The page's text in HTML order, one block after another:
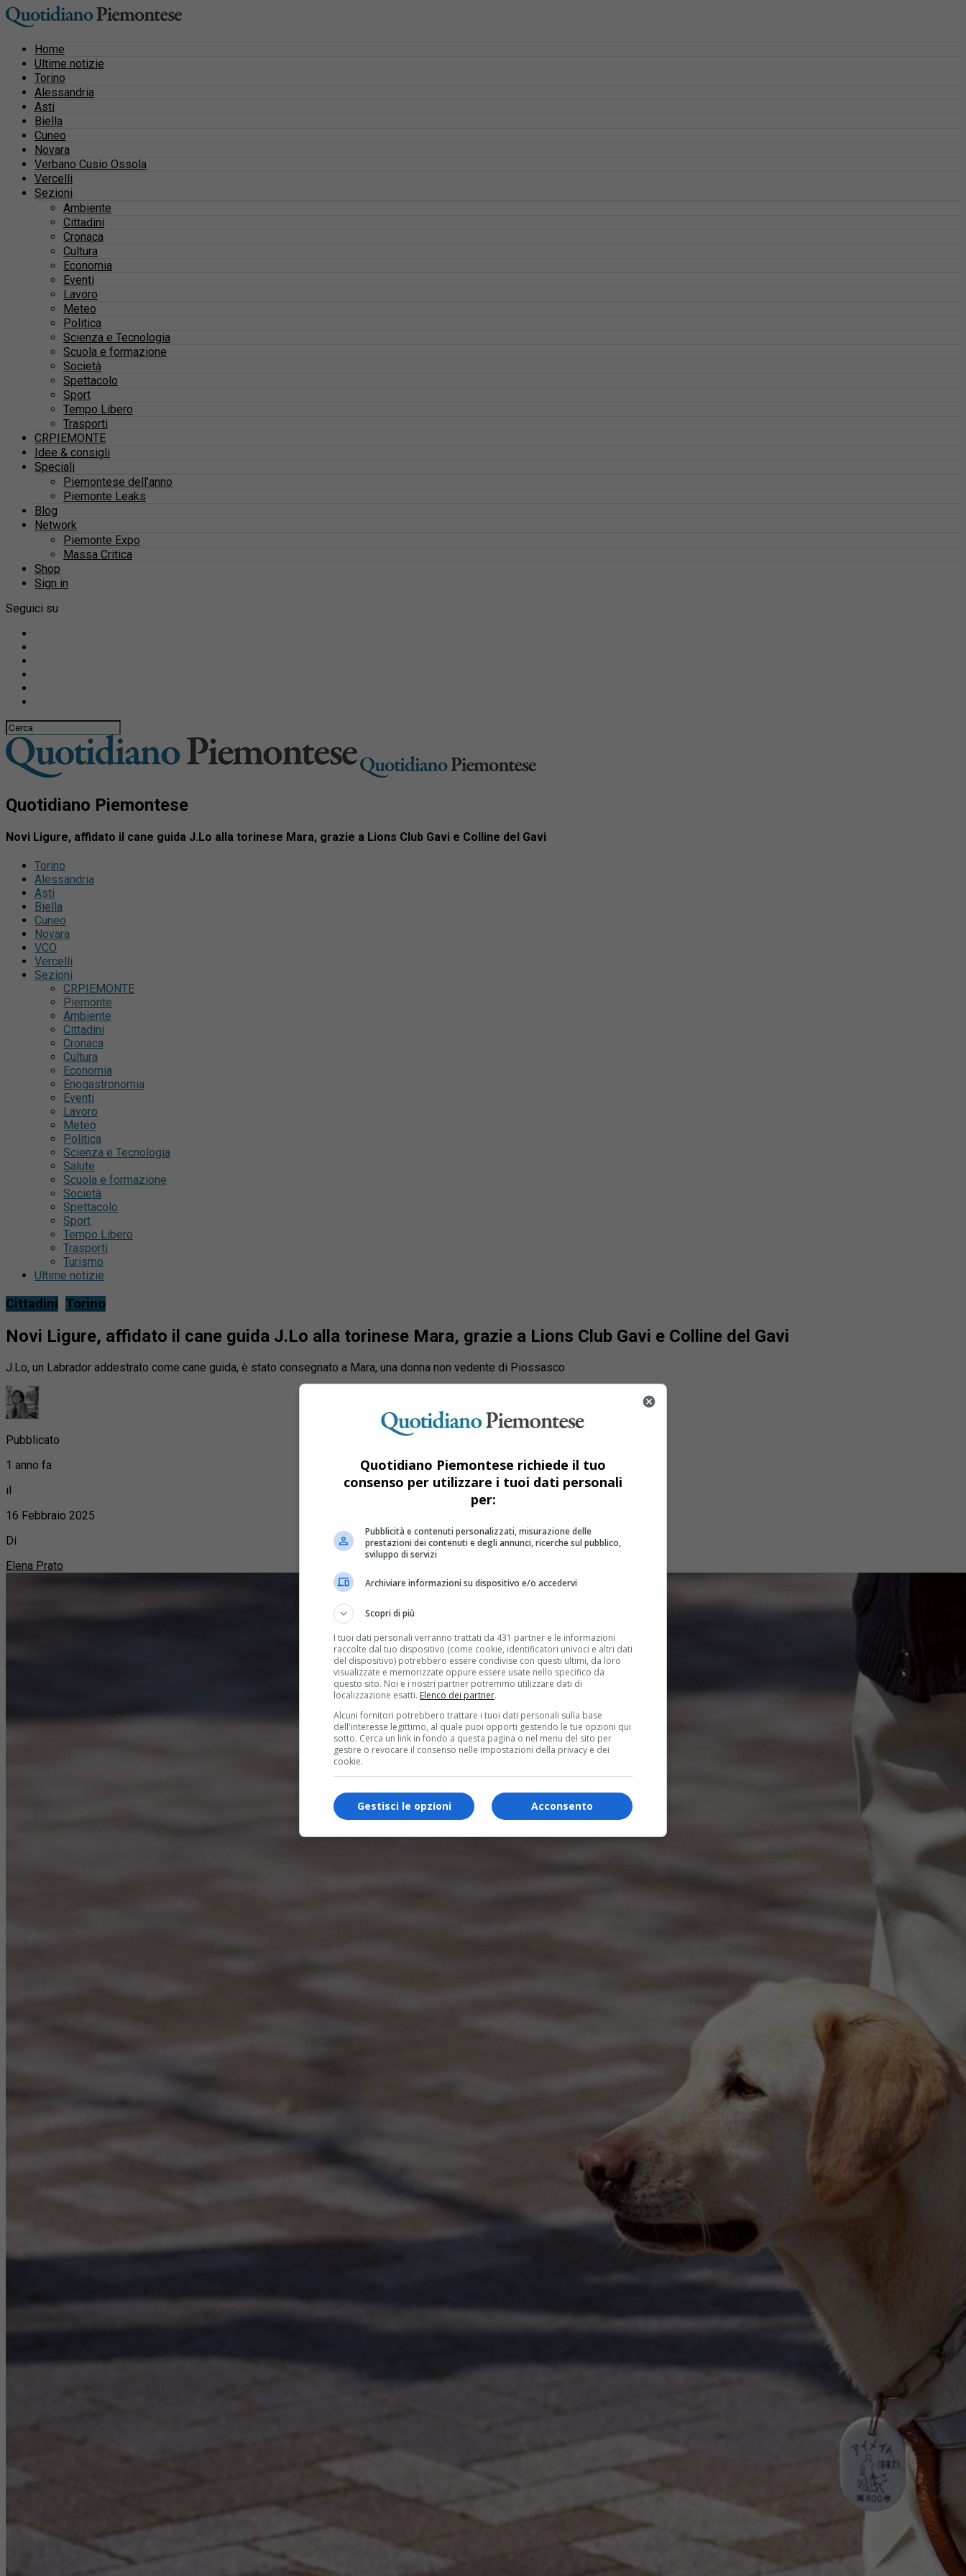
Home
Ultime notizie
Torino
Alessandria
Asti
Biella
Cuneo
Novara
Verbano Cusio Ossola
Vercelli
Sezioni
Ambiente
Cittadini
Cronaca
Cultura
Economia
Eventi
Lavoro
Meteo
Politica
Scienza e Tecnologia
Scuola e formazione
Società
Spettacolo
Sport
Tempo Libero
Trasporti
CRPIEMONTE
Idee & consigli
Speciali
Piemontese dell’anno
Piemonte Leaks
Blog
Network
Piemonte Expo
Massa Critica
Shop
Sign in
Seguici su
Quotidiano Piemontese
Novi Ligure, affidato il cane guida J.Lo alla torinese Mara, grazie a Lions Club Gavi e Colline del Gavi
Torino
Alessandria
Asti
Biella
Cuneo
Novara
VCO
Vercelli
Sezioni
CRPIEMONTE
Piemonte
Ambiente
Cittadini
Cronaca
Cultura
Economia
Enogastronomia
Eventi
Lavoro
Meteo
Politica
Scienza e Tecnologia
Salute
Scuola e formazione
Società
Spettacolo
Sport
Tempo Libero
Trasporti
Turismo
Ultime notizie
Cittadini Torino
Novi Ligure, affidato il cane guida J.Lo alla torinese Mara, grazie a Lions Club Gavi e Colline del Gavi
J.Lo, un Labrador addestrato come cane guida, è stato consegnato a Mara, una donna non vedente di Piossasco
Pubblicato
1 anno fa
il
16 Febbraio 2025
Di
Elena Prato
Quotidiano Piemontese richiede il tuo
consenso per utilizzare i tuoi dati personali
per:
Pubblicità e contenuti personalizzati, misurazione delle
prestazioni dei contenuti e degli annunci, ricerche sul pubblico,
sviluppo di servizi
Archiviare informazioni su dispositivo e/o accedervi
Scopri di più
I tuoi dati personali verranno trattati da 431 partner e le informazioni
raccolte dal tuo dispositivo (come cookie, identificatori univoci e altri dati
del dispositivo) potrebbero essere condivise con questi ultimi, da loro
visualizzate e memorizzate oppure essere usate nello specifico da
questo sito. Noi e i nostri partner potremmo utilizzare dati di
localizzazione esatti. Elenco dei partner.
Alcuni fornitori potrebbero trattare i tuoi dati personali sulla base
dell'interesse legittimo, al quale puoi opporti gestendo le tue opzioni qui
sotto. Cerca un link in fondo a questa pagina o nel menu del sito per
gestire o revocare il consenso nelle impostazioni della privacy e dei
cookie.
Acconsento
Gestisci le opzioni